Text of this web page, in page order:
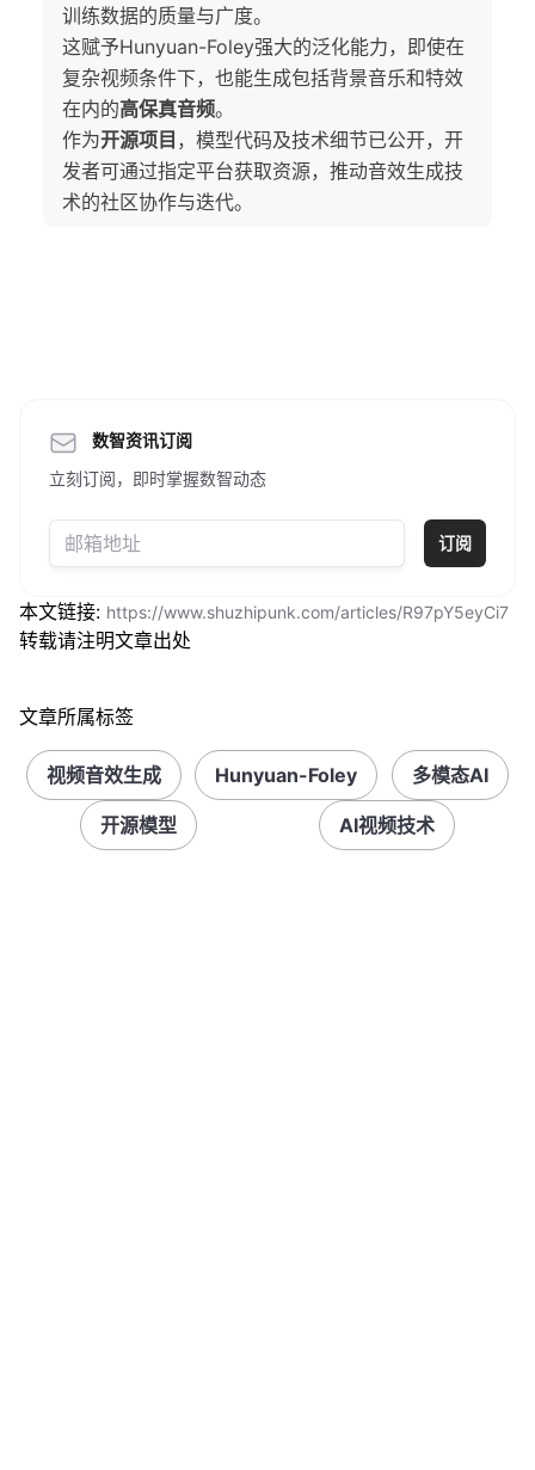
训练数据的质量与广度。
这赋予Hunyuan-Foley强大的泛化能力，即使在
复杂视频条件下，也能生成包括背景音乐和特效
在内的高保真音频。
作为开源项目 ，模型代码及技术细节已公开，开
发者可通过指定平台获取资源，推动音效生成技
术的社区协作与迭代。
数智资讯订阅
立刻订阅，即时掌握数智动态
订阅
本文链接: https://www.shuzhipunk.com/articles/R97pY5eyCi7
转载请注明文章出处
文章所属标签
视频音效生成 Hunyuan-Foley 多模态AI
开源模型 AI视频技术